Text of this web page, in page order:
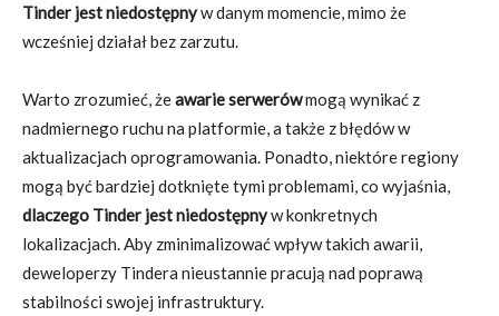
Tinder jest niedostępnyw danym momencie, mimo że
wcześniej działał bez zarzutu.
Warto zrozumieć, żeawarie serwerówmogą wynikać z
nadmiernego ruchu na platformie, a także z błędów w
aktualizacjach oprogramowania. Ponadto, niektóre regiony
mogą być bardziej dotknięte tymi problemami, co wyjaśnia,
dlaczego Tinder jest niedostępnyw konkretnych
lokalizacjach. Aby zminimalizować wpływ takich awarii,
deweloperzy Tindera nieustannie pracują nad poprawą
stabilności swojej infrastruktury.